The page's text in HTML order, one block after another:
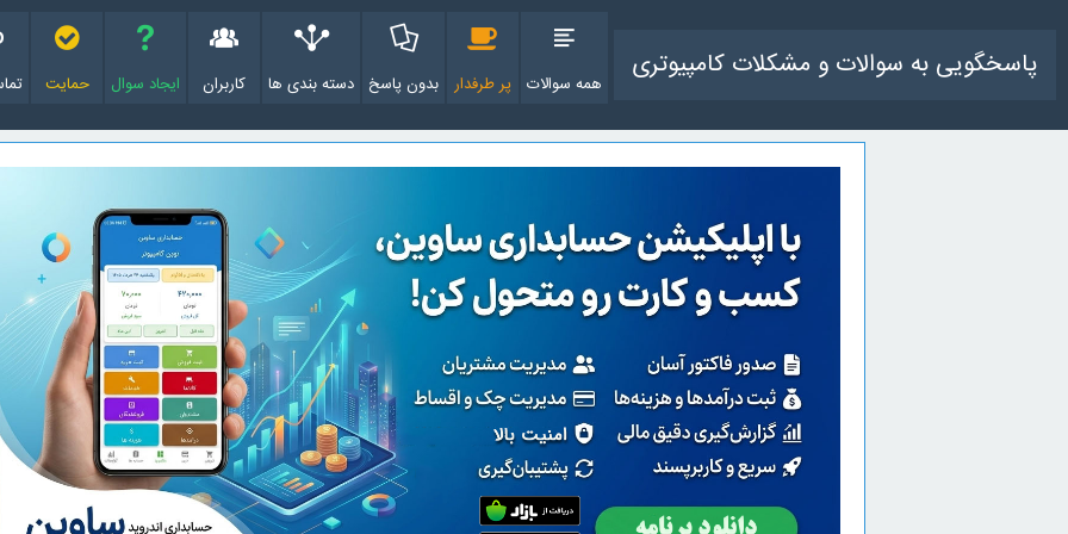
پاسخگویی به سوالات و مشکلات کامپیوتری همه سوالات پر طرفدار بدون پاسخ دسته بندی ها کاربران ایجاد سوال حمایت